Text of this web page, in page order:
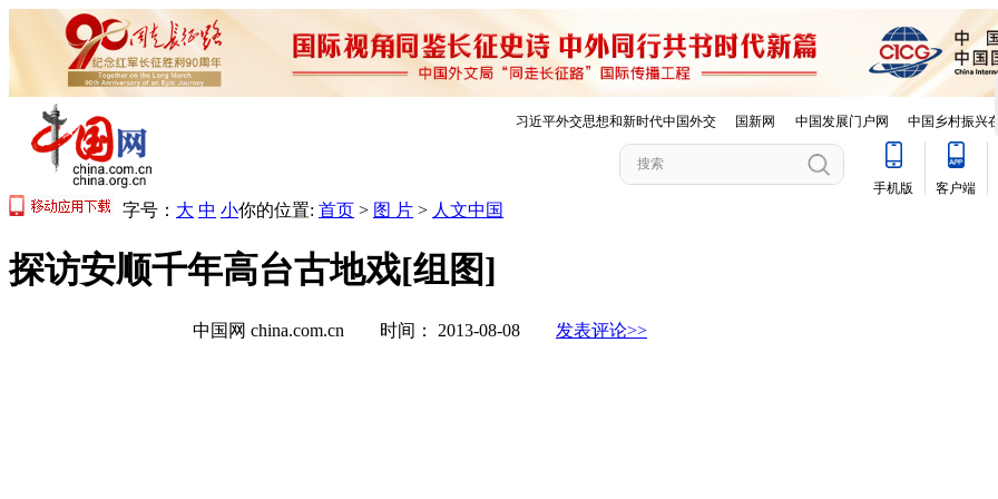
字号： 大 中 小你的位置: 首页 > 图 片 > 人文中国
探访安顺千年高台古地戏[组图]
中国网 china.com.cn 时间： 2013-08-08 发表评论>>